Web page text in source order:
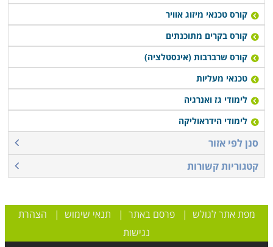
קורס טכנאי מיזוג אוויר
קורס בקרים מתוכנתים
קורס שרברבות (אינסטלציה)
טכנאי מעליות
לימודי גז ואנרגיה
לימודי הידראוליקה
סנן לפי אזור
קטגוריות קשורות
מפת אתר לגולש |פרסם באתר | תנאי שימוש | הצהרת
נגישות